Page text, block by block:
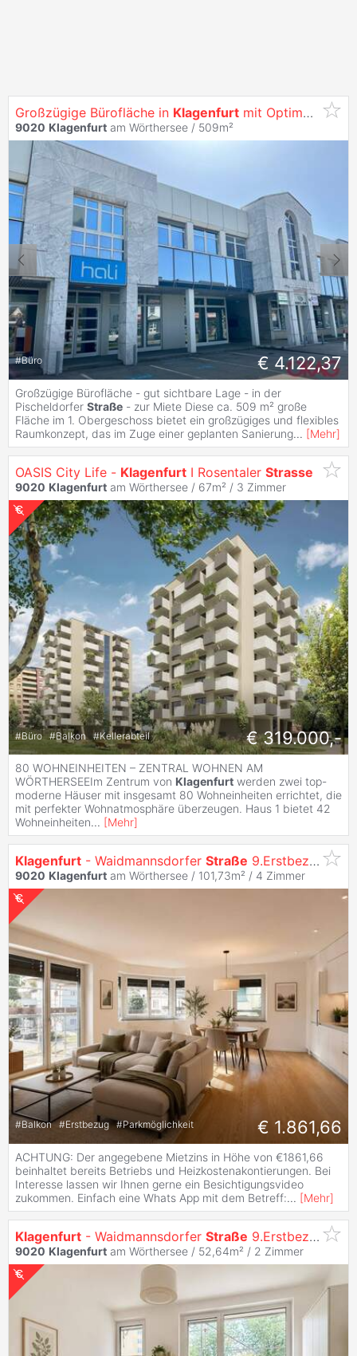
Großzügige Bürofläche in Klagenfurt mit Optimaler Werbewirksamkeit -
9020 Klagenfurt am Wörthersee / 509m²
#Büro € 4.122,37
Großzügige Bürofläche - gut sichtbare Lage - in der
Pischeldorfer Straße - zur Miete Diese ca. 509 m² große
Fläche im 1. Obergeschoss bietet ein großzügiges und flexibles
Raumkonzept, das im Zuge einer geplanten Sanierung... [Mehr]
OASIS City Life - Klagenfurt I Rosentaler Strasse
9020 Klagenfurt am Wörthersee / 67m² / 3 Zimmer
#Büro #Balkon #Kellerabteil € 319.000,-
80 WOHNEINHEITEN – ZENTRAL WOHNEN AM
WÖRTHERSEEIm Zentrum von Klagenfurt werden zwei top-
moderne Häuser mit insgesamt 80 Wohneinheiten errichtet, die
mit perfekter Wohnatmosphäre überzeugen. Haus 1 bietet 42
Wohneinheiten... [Mehr]
Klagenfurt - Waidmannsdorfer Straße 9.Erstbezug: 4-Zi. Wohnung mit Balkon
9020 Klagenfurt am Wörthersee / 101,73m² / 4 Zimmer
#Balkon #Erstbezug #Parkmöglichkeit € 1.861,66
ACHTUNG: Der angegebene Mietzins in Höhe von €1861,66
beinhaltet bereits Betriebs und Heizkostenakontierungen. Bei
Interesse lassen wir Ihnen gerne ein Besichtigungsvideo
zukommen. Einfach eine Whats App mit dem Betreff:... [Mehr]
Klagenfurt - Waidmannsdorfer Straße 9.Erstbezug: 2-Zi. Gartenwohnung
9020 Klagenfurt am Wörthersee / 52,64m² / 2 Zimmer